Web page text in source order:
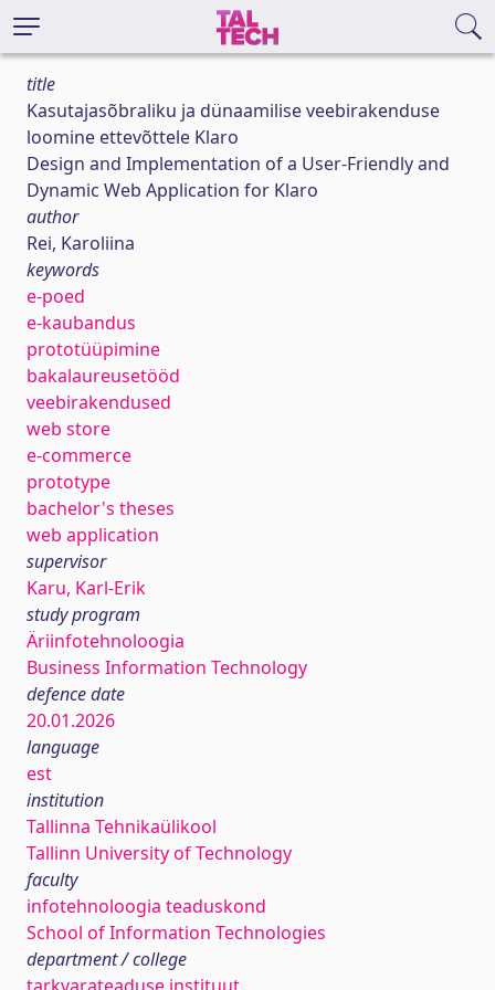
title
Kasutajasõbraliku ja dünaamilise veebirakenduse
loomine ettevõttele Klaro
Design and Implementation of a User-Friendly and
Dynamic Web Application for Klaro
author
Rei, Karoliina
keywords
e-poed
e-kaubandus
prototüüpimine
bakalaureusetööd
veebirakendused
web store
e-commerce
prototype
bachelor's theses
web application
supervisor
Karu, Karl-Erik
study program
Äriinfotehnoloogia
Business Information Technology
defence date
20.01.2026
language
est
institution
Tallinna Tehnikaülikool
Tallinn University of Technology
faculty
infotehnoloogia teaduskond
School of Information Technologies
department / college